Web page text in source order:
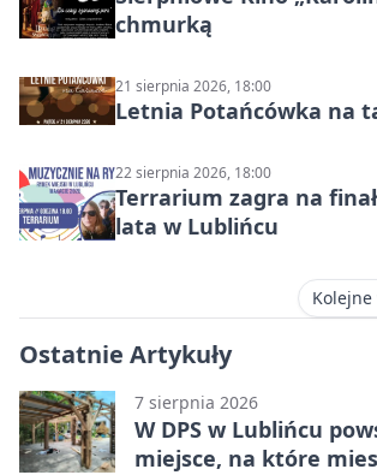
chmurką
21 sierpnia 2026, 18:00
Letnia Potańcówka na
22 sierpnia 2026, 18:00
Terrarium zagra na
lata w Lublińcu
Ostatnie Artykuły
7 sierpnia 2026
W DPS w Lublińcu
miejsce, na które